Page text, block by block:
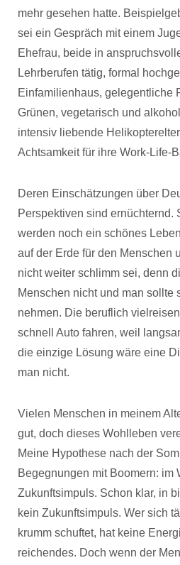
mehr gesehen hatte.
sei ein Gespräch mit einem
Ehefrau, beide in
Lehrberufen tätig, formal
Einfamilienhaus, gelegentliche
Grünen, vegetarisch und
intensiv liebende
Achtsamkeit für ihre Work-Life-
Deren Einschätzungen über
Perspektiven sind ernüchternd.
werden noch ein schönes
auf der Erde für den Menschen
nicht weiter schlimm sei, denn
Menschen nicht und man sollte
nehmen. Die beruflich
schnell Auto fahren, weil
die einzige Lösung wäre eine
man nicht.
Vielen Menschen in meinem
gut, doch dieses Wohlleben
Meine Hypothese nach der
Begegnungen mit Boomern: im
Zukunftsimpuls. Schon klar, in
kein Zukunftsimpuls. Wer sich
krumm schuftet, hat keine
reichendes. Doch wenn der